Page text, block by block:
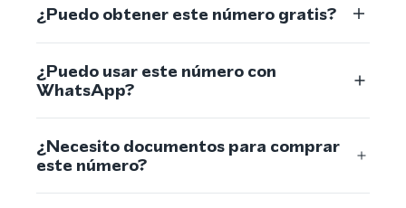
¿Puedo obtener este número gratis?
¿Puedo usar este número con
WhatsApp?
¿Necesito documentos para comprar
este número?